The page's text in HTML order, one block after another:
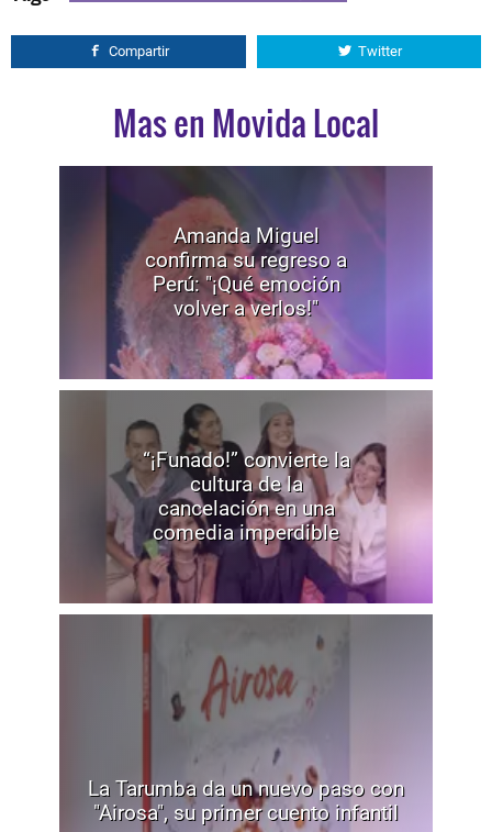
Compartir Twitter
Mas en Movida Local
Amanda Miguel
confirma su regreso a
Perú: "¡Qué emoción
volver a verlos!"
“¡Funado!” convierte la
cultura de la
cancelación en una
comedia imperdible
La Tarumba da un nuevo paso con
"Airosa", su primer cuento infantil